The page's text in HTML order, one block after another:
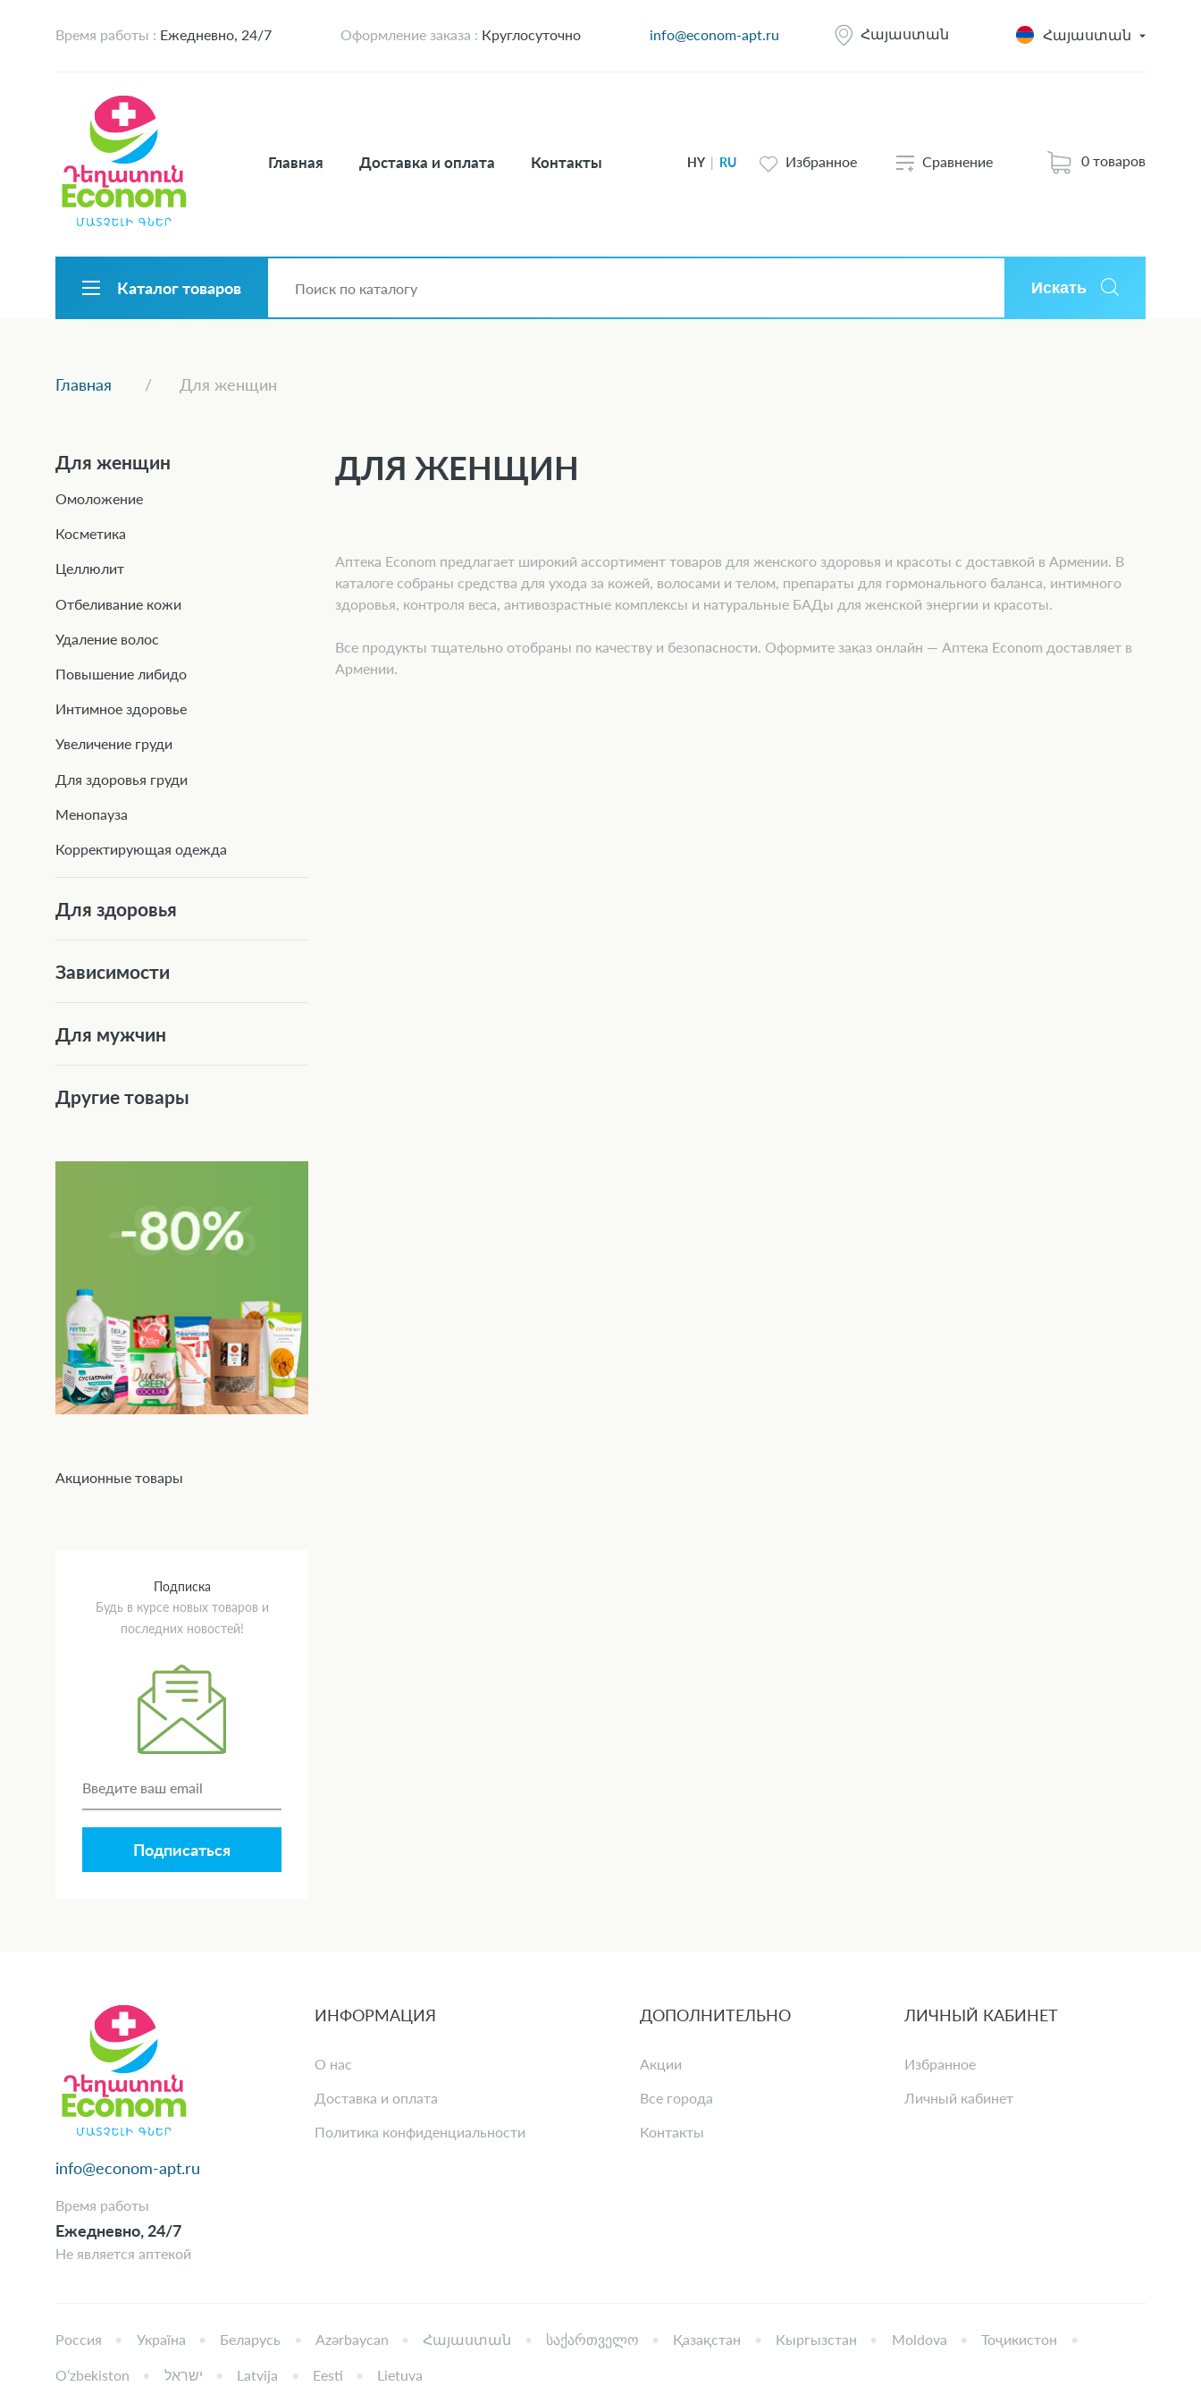
Время работы : Ежедневно, 24/7 Оформление заказа : Круглосуточно info@econom-apt.ru Հայաստան Հայաստան
Главная Доставка и оплата Контакты HY | RU Избранное Сравнение 0 товаров
Каталог товаров Искать
Главная Для женщин
ДЛЯ ЖЕНЩИН
Аптека Econom предлагает широкий ассортимент товаров для женского здоровья и красоты с доставкой в Армении. В
каталоге собраны средства для ухода за кожей, волосами и телом, препараты для гормонального баланса, интимного
здоровья, контроля веса, антивозрастные комплексы и натуральные БАДы для женской энергии и красоты.
Все продукты тщательно отобраны по качеству и безопасности. Оформите заказ онлайн — Аптека Econom доставляет в
Армении.
Для женщин
Омоложение
Косметика
Целлюлит
Отбеливание кожи
Удаление волос
Повышение либидо
Интимное здоровье
Увеличение груди
Для здоровья груди
Менопауза
Корректирующая одежда
Для здоровья
Зависимости
Для мужчин
Другие товары
Акционные товары
Подписка
Будь в курсе новых товаров и
последних новостей!
Подписаться
info@econom-apt.ru
Время работы
Ежедневно, 24/7
Не является аптекой
ИНФОРМАЦИЯ
О нас
Доставка и оплата
Политика конфиденциальности
ДОПОЛНИТЕЛЬНО
Акции
Все города
Контакты
ЛИЧНЫЙ КАБИНЕТ
Избранное
Личный кабинет
Россия Україна Беларусь Azərbaycan Հայաստան საქართველო Қазақстан Кыргызстан Moldova Тоҷикистон
Oʻzbekiston ישראל Latvija Eesti Lietuva